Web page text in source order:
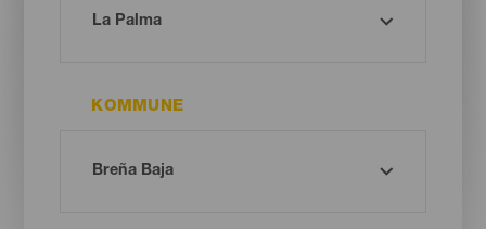
KOMMUNE